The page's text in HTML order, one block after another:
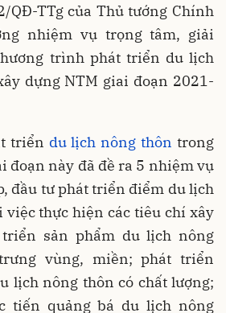
QĐ-TTg của Thủ tướng Chính
nhiệm vụ trọng tâm, giải
trình phát triển du lịch
dựng NTM giai đoạn 2021-
triển du lịch nông thôn trong
đoạn này đã đề ra 5 nhiệm vụ
đầu tư phát triển điểm du lịch
việc thực hiện các tiêu chí xây
sản phẩm du lịch nông
vùng, miền; phát triển
lịch nông thôn có chất lượng;
tiến quảng bá du lịch nông